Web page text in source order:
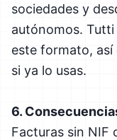
sociedades y
autónomos.
este formato, así
si ya lo usas.
6.
Facturas sin NIF